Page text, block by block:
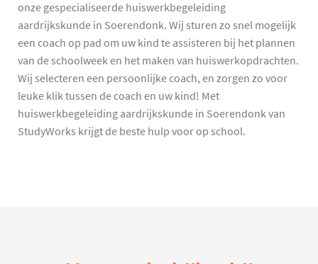
onze gespecialiseerde huiswerkbegeleiding
aardrijkskunde in Soerendonk. Wij sturen zo snel mogelijk
een coach op pad om uw kind te assisteren bij het plannen
van de schoolweek en het maken van huiswerkopdrachten.
Wij selecteren een persoonlijke coach, en zorgen zo voor
leuke klik tussen de coach en uw kind! Met
huiswerkbegeleiding aardrijkskunde in Soerendonk van
StudyWorks krijgt de beste hulp voor op school.